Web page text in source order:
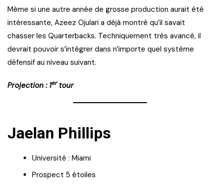
Même si une autre année de grosse production aurait été
intéressante, Azeez Ojulari a déjà montré qu’il savait
chasser les Quarterbacks. Techniquement très avancé, il
devrait pouvoir s’intégrer dans n’importe quel système
défensif au niveau suivant.
Projection : 1ertour
Jaelan Phillips
Université : Miami
Prospect 5 étoiles